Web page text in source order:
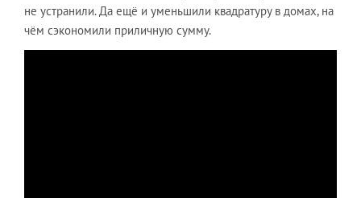
не устранили. Да ещё и уменьшили квадратуру в домах, на
чём сэкономили приличную сумму.